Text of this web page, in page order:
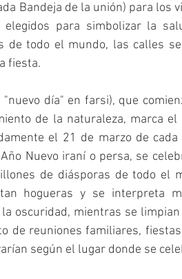
Bandeja de la unión) para los
elegidos para simbolizar la
de todo el mundo, las calles
fiesta.
día" en farsi), que
de la naturaleza, marca
el 21 de marzo de
Nuevo iraní o persa, se
de diásporas de todo el
hogueras y se interpreta
oscuridad, mientras se
de reuniones familiares,
según el lugar donde se